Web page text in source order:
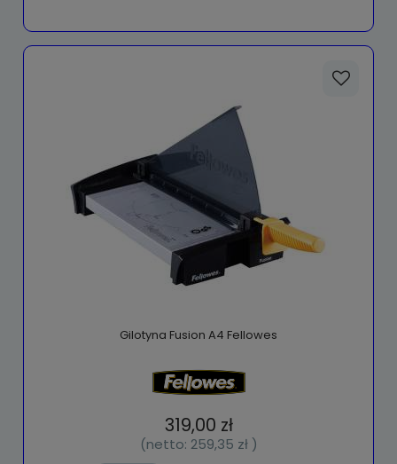
Gilotyna Fusion A4 Fellowes
319,00 zł
(netto: 259,35 zł)